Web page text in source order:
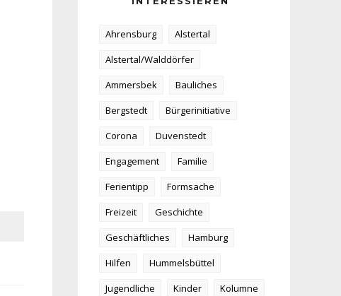
Ahrensburg
Alstertal
Alstertal/Walddörfer
Ammersbek
Bauliches
Bergstedt
Bürgerinitiative
Corona
Duvenstedt
Engagement
Familie
Ferientipp
Formsache
Freizeit
Geschichte
Geschäftliches
Hamburg
Hilfen
Hummelsbüttel
Jugendliche
Kinder
Kolumne